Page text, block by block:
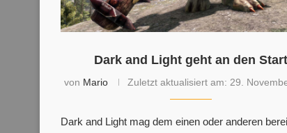
Dark and Light geht an den Start
von Mario Zuletzt aktualisiert am: 29.
Dark and Light mag dem einen oder anderen